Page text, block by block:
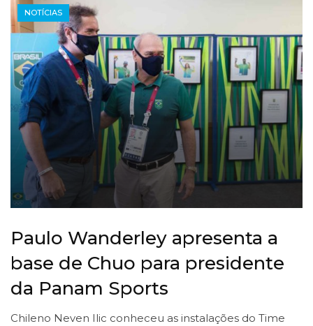
NOTÍCIAS
Paulo Wanderley apresenta a
base de Chuo para presidente
da Panam Sports
Chileno Neven Ilic conheceu as instalações do Time